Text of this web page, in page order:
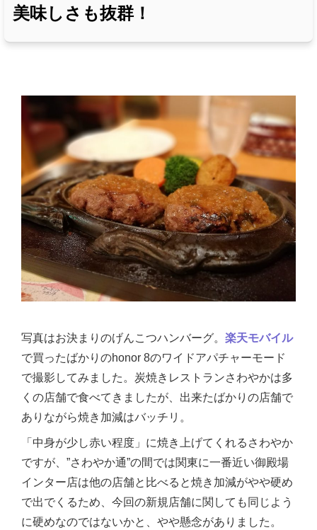
美味しさも抜群！
写真はお決まりのげんこつハンバーグ。 楽天モバイル
で買ったばかりのhonor 8のワイドアパチャーモード
で撮影してみました。炭焼きレストランさわやかは多
くの店舗で食べてきましたが、出来たばかりの店舗で
ありながら焼き加減はバッチリ。
「中身が少し赤い程度」に焼き上げてくれるさわやか
ですが、”さわやか通”の間では関東に一番近い御殿場
インター店は他の店舗と比べると焼き加減がやや硬め
で出でくるため、今回の新規店舗に関しても同じよう
に硬めなのではないかと、やや懸念がありました。